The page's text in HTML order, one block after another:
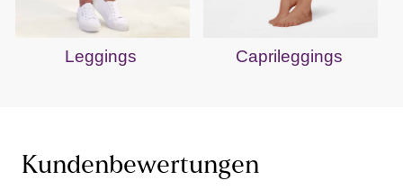
Leggings Caprileggings
Kundenbewertungen